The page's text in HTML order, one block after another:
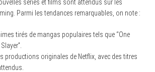
séries et films sont attendus sur les
Parmi les tendances remarquables, on note :
tirés de mangas populaires tels que “One
productions originales de Netflix, avec des titres